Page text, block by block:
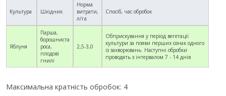
Культура Шкідник
Норма
витрати,
л/га
Спосіб, час обробок
Яблуня
Парша,
борошниста
роса,
плодові
гнилі
2,5-3,0
Обприскування у період вегетації
культури за появи перших ознак одного
із захворювань. Наступні обробки
проводять з інтервалом 7 - 14 днів
Максимальна кратність обробок: 4